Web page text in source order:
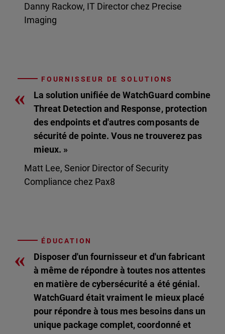
Danny Rackow, IT Director chez Precise
Imaging
FOURNISSEUR DE SOLUTIONS
«
La solution unifiée de WatchGuard combine
Threat Detection and Response, protection
des endpoints et d'autres composants de
sécurité de pointe. Vous ne trouverez pas
mieux. »
Matt Lee, Senior Director of Security
Compliance chez Pax8
ÉDUCATION
«
Disposer d'un fournisseur et d'un fabricant
à même de répondre à toutes nos attentes
en matière de cybersécurité a été génial.
WatchGuard était vraiment le mieux placé
pour répondre à tous mes besoins dans un
unique package complet, coordonné et